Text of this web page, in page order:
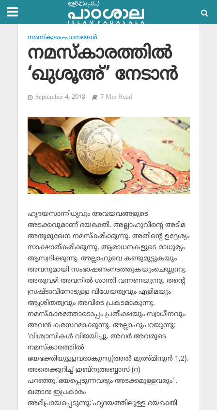
നമസ്‌കാരം-പഠനങ്ങള്‍
നമസ്‌കാരത്തില്‍
‘ഖുശൂഅ്’ നേടാന്‍
September 4, 2018 7 Min Read
ഹൃദയസാന്നിധ്യവും അവയവങ്ങളുടെ
അടക്കവുമാണ് ഭയഭക്തി. അല്ലാഹുവിന്റെ അടിമ
അതുമുഖേന നമസ്‌കരിക്കുന്നു. അതിന്റെ ഉദ്ദേശ്യം
സാക്ഷാത്കരിക്കുന്നു. ആരാധനകളുടെ മാധുര്യം
ആസ്വദിക്കുന്നു. അല്ലാഹുവെ കണ്ടുമുട്ടുകയും
അവനുമായി സംഭാഷണംനടത്തുകയുംചെയ്യുന്നു.
അതുവഴി അവനില്‍ ശാന്തി വന്നണയുന്നു. തന്റെ
സ്രഷ്ടാവിനോടുള്ള വിധേയത്വവും എളിമയും
ആശ്രിതത്വവും അവിടെ പ്രകടമാകുന്നു.
നമസ്‌കാരത്തോടൊപ്പം പ്രതീക്ഷയും സ്വാധീനവും
അവന്‍ കരസ്ഥമാക്കുന്നു. അല്ലാഹുപറയുന്നു:
‘വിശ്വാസികള്‍ വിജയിച്ചു. അവര്‍ അവരുടെ
നമസ്‌കാരത്തില്‍
ഭയഭക്തിയുള്ളവരാകുന്നു(അല്‍ മുഅ്മിനൂന്‍ 1,2).
അതെക്കുറിച്ച് ഇബ്‌നുഅബ്ബാസ് (റ)
പറഞ്ഞു.’ഭയപ്പെടുന്നവരും അടക്കമുള്ളവരും’ .
ഖതാദഃ ഇപ്രകാരം
അഭിപ്രായപ്പെടുന്നു:’ഹൃദയത്തിലുള്ള ഭയഭക്തി